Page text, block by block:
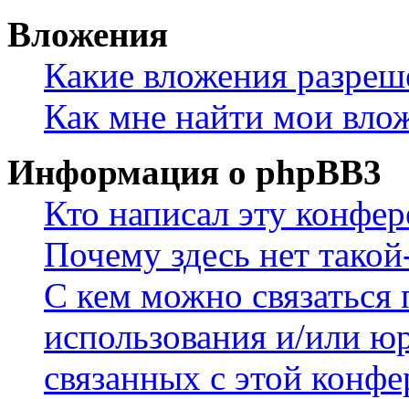
Вложения
Какие вложения
Как мне найти мои
Информация о phpBB3
Кто написал эту
Почему здесь нет
С кем можно связаться
использования и/или
связанных с этой